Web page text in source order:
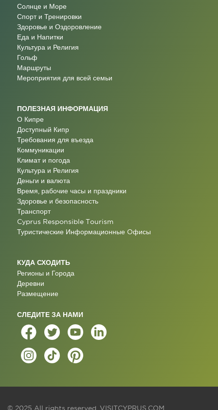
Солнце и Море
Спорт и Тренировки
Здоровье и Оздоровление
Еда и Напитки
Культура и Религия
Гольф
Маршруты
Мероприятия для всей семьи
ПОЛЕЗНАЯ ИНФОРМАЦИЯ
О Кипре
Доступный Кипр
Требования для въезда
Коммуникации
Климат и погода
Культура и Религия
Деньги и валюта
Время, рабочие часы и праздники
Здоровье и безопасность
Транспорт
Cyprus Responsible Tourism
Туристические Информационные Oфисы
КУДА СХОДИТЬ
Регионы и Города
Деревни
Размещение
СЛЕДИТЕ ЗА НАМИ
© 2025 All rights reserved. VISITCYPRUS.COM